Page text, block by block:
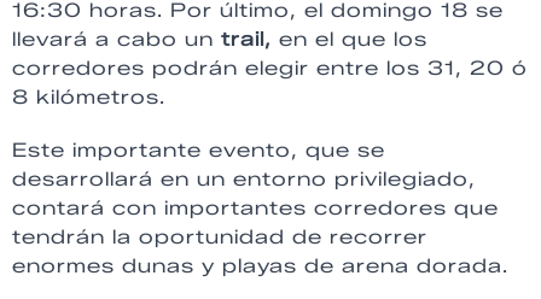
16:30 horas. Por último, el domingo 18 se
llevará a cabo un trail, en el que los
corredores podrán elegir entre los 31, 20 ó
8 kilómetros.
Este importante evento, que se
desarrollará en un entorno privilegiado,
contará con importantes corredores que
tendrán la oportunidad de recorrer
enormes dunas y playas de arena dorada.